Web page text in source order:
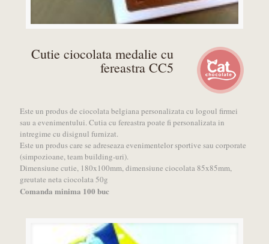
Cutie ciocolata medalie cu
fereastra CC5
Este un produs de ciocolata belgiana personalizata cu logoul firmei
sau a evenimentului. Cutia cu fereastra poate fi personalizata in
intregime cu disignul furnizat.
Este un produs care se adreseaza evenimentelor sportive sau corporate
(simpozioane, team building-uri).
Dimensiune cutie, 180x100mm, dimensiune ciocolata 85x85mm,
greutate neta ciocolata 50g
Comanda minima 100 buc